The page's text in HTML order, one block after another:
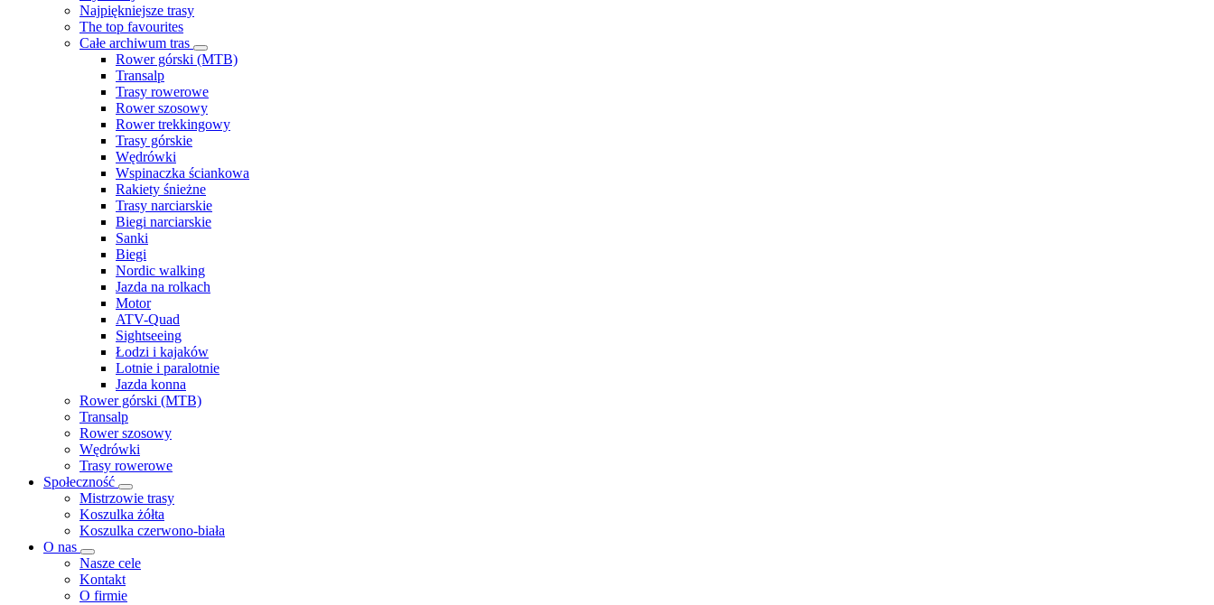
Najpiękniejsze trasy
The top favourites
Całe archiwum tras
Rower górski (MTB)
Transalp
Trasy rowerowe
Rower szosowy
Rower trekkingowy
Trasy górskie
Wędrówki
Wspinaczka ściankowa
Rakiety śnieżne
Trasy narciarskie
Biegi narciarskie
Sanki
Biegi
Nordic walking
Jazda na rolkach
Motor
ATV-Quad
Sightseeing
Łodzi i kajaków
Lotnie i paralotnie
Jazda konna
Rower górski (MTB)
Transalp
Rower szosowy
Wędrówki
Trasy rowerowe
Społeczność
Mistrzowie trasy
Koszulka żółta
Koszulka czerwono-biała
O nas
Nasze cele
Kontakt
O firmie